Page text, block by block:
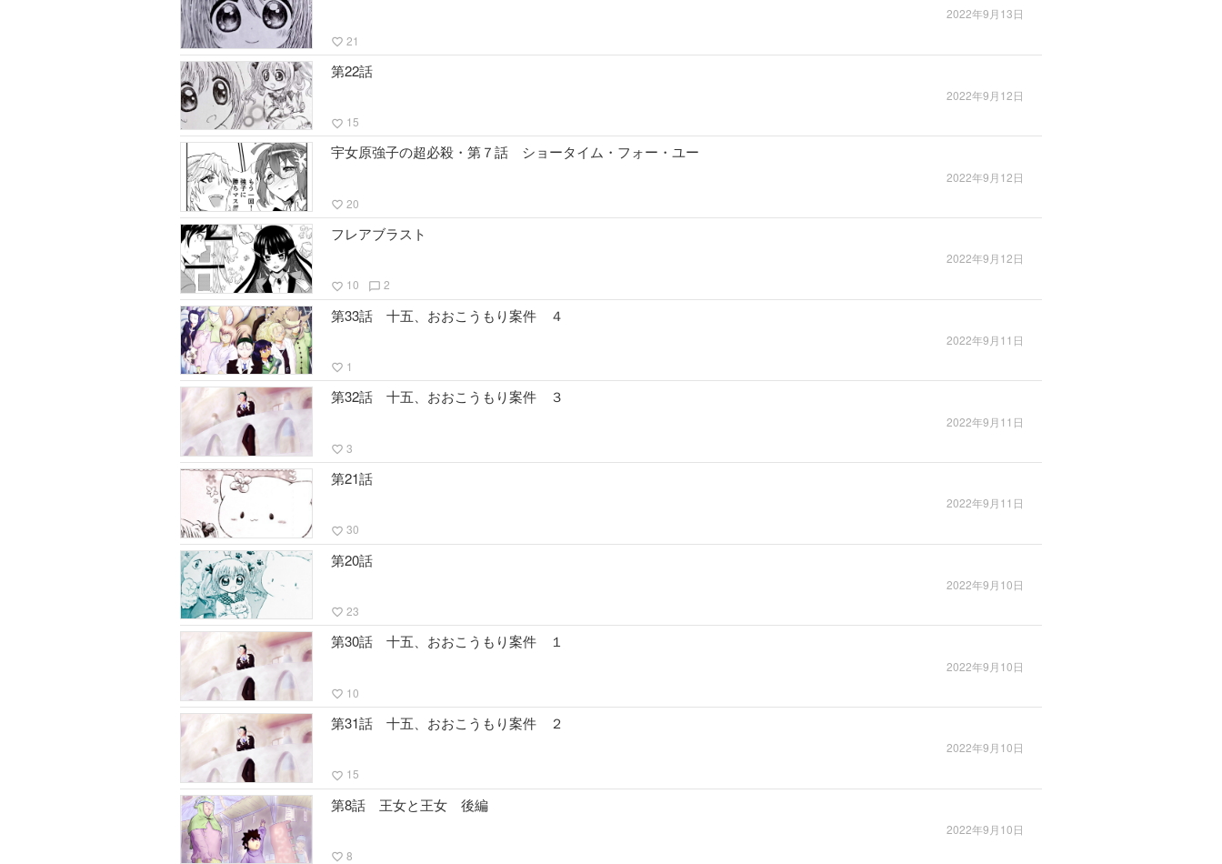
2022年9月13日
favorite_border 21
第22話
2022年9月12日
favorite_border 15
宇女原強子の超必殺・第７話 ショータイム・フォー・ユー
2022年9月12日
favorite_border 20
フレアブラスト
2022年9月12日
favorite_border 10 chat_bubble_outline 2
第33話 十五、おおこうもり案件 ４
2022年9月11日
favorite_border 1
第32話 十五、おおこうもり案件 ３
2022年9月11日
favorite_border 3
第21話
2022年9月11日
favorite_border 30
第20話
2022年9月10日
favorite_border 23
第30話 十五、おおこうもり案件 １
2022年9月10日
favorite_border 10
第31話 十五、おおこうもり案件 ２
2022年9月10日
favorite_border 15
第8話 王女と王女 後編
2022年9月10日
favorite_border 8